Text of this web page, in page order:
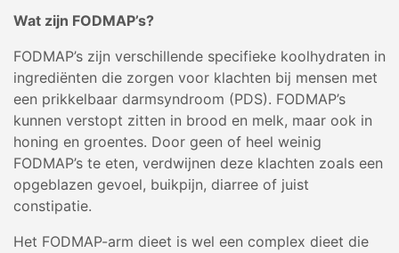
Wat zijn FODMAP’s?
FODMAP’s zijn verschillende specifieke koolhydraten in
ingrediënten die zorgen voor klachten bij mensen met
een prikkelbaar darmsyndroom (PDS). FODMAP’s
kunnen verstopt zitten in brood en melk, maar ook in
honing en groentes. Door geen of heel weinig
FODMAP’s te eten, verdwijnen deze klachten zoals een
opgeblazen gevoel, buikpijn, diarree of juist
constipatie.
Het FODMAP-arm dieet is wel een complex dieet die